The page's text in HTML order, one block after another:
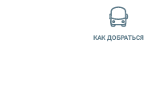
КАК ДОБРАТЬСЯ